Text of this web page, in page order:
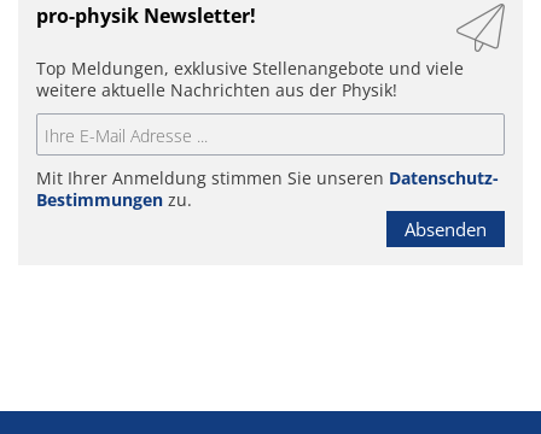
pro-physik Newsletter!
Top Meldungen, exklusive Stellenangebote und viele
weitere aktuelle Nachrichten aus der Physik!
Mit Ihrer Anmeldung stimmen Sie unseren Datenschutz-
Bestimmungen zu.
Absenden